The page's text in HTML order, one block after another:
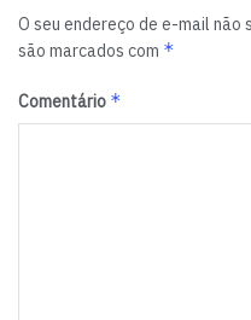
O seu endereço de e-mail não
são marcados com *
Comentário *